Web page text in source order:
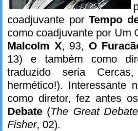
coadjuvante por Tempo
como coadjuvante por Um
Malcolm X, 93, O
13) e também como
traduzido seria
hermético!). Interessante
como diretor, fez antes
Debate (The Great
Fisher, 02).